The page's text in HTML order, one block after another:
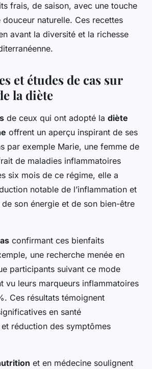
frais, de saison, avec une touche
naturelle. Ces recettes
avant la diversité et la richesse
et études de cas sur
la diète
de ceux qui ont adopté la diète
offrent un aperçu inspirant de ses
par exemple Marie, une femme de
de maladies inflammatoires
six mois de ce régime, elle a
notable de l’inflammation et
son énergie et de son bien-être
confirmant ces bienfaits
une recherche menée en
participants suivant ce mode
vu leurs marqueurs inflammatoires
Ces résultats témoignent
en santé
réduction des symptômes
et en médecine soulignent